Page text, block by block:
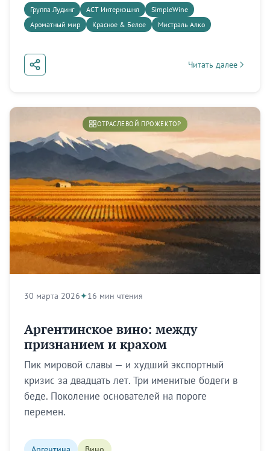
Группа Лудинг АСТ Интернэшнл
SimpleWine
Ароматный мир
Красное & Белое Мистраль Алко
Читать далее
about Российское
ОТРАСЛЕВОЙ ПРОЖЕКТОР
30 марта 2026 16 мин чтения
Аргентинское вино: между
признанием и крахом
Пик мировой славы — и худший экспортный
кризис за двадцать лет. Три именитые бодеги в
беде. Поколение основателей на пороге
перемен.
профили брендов, истории основателей и аналитика
по развивающимся рынкам.